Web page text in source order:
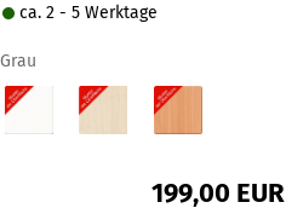
ca. 2 - 5 Werktage
Grau
199,00 EUR